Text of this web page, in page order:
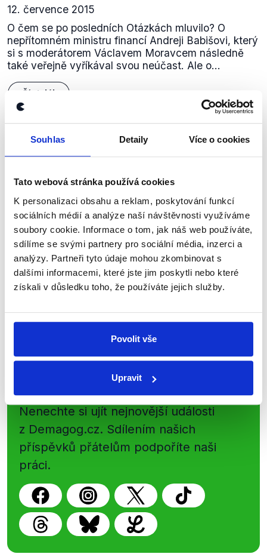
Souhlas Detaily Více o cookies
Tato webová stránka používá cookies
K personalizaci obsahu a reklam, poskytování funkcí
sociálních médií a analýze naší návštěvnosti využíváme
soubory cookie. Informace o tom, jak náš web používáte,
sdílíme se svými partnery pro sociální média, inzerci a
analýzy. Partneři tyto údaje mohou zkombinovat s
dalšími informacemi, které jste jim poskytli nebo které
získali v důsledku toho, že používáte jejich služby.
Povolit vše
Upravit
12. července 2015
O čem se po posledních Otázkách mluvilo? O
nepřítomném ministru financí Andreji Babišovi, který
si s moderátorem Václavem Moravcem následně
také veřejně vyříkával svou neúčast. Ale o...
Číst dál
Zůstaňme v kontaktu
Přihlaste se k odběru našeho
newsletteru nebo whatsappového
kanálu, kde pravidelně přinášíme
shrnutí nejzajímavějších článků a analýz.
Začněte nás odebírat, a mějte tak
přehled o tom, jaké dezinformace a
nepravdy se zrovna v Česku šíří.
Newsletter WhatsApp
Nenechte si ujít nejnovější události
z Demagog.cz. Sdílením našich
příspěvků přátelům podpoříte naši
práci.